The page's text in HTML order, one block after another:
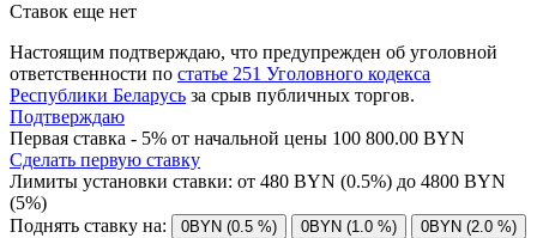
Ставок еще нет
Настоящим подтверждаю, что предупрежден об уголовной
ответственности по статье 251 Уголовного кодекса
Республики Беларусь за срыв публичных торгов.
Подтверждаю
Первая ставка - 5% от начальной цены 100 800.00 BYN
Сделать первую ставку
Лимиты установки ставки: от 480 BYN (0.5%) до 4800 BYN
(5%)
Поднять ставку на:
0BYN (0.5 %) 0BYN (1.0 %)
0BYN (2.0 %)